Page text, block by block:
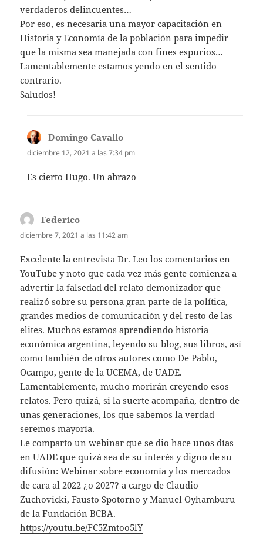
verdaderos delincuentes…
Por eso, es necesaria una mayor capacitación en
Historia y Economía de la población para impedir
que la misma sea manejada con fines espurios…
Lamentablemente estamos yendo en el sentido
contrario.
Saludos!
Domingo Cavallo
diciembre 12, 2021 a las 7:34 pm
Es cierto Hugo. Un abrazo
Federico
diciembre 7, 2021 a las 11:42 am
Excelente la entrevista Dr. Leo los comentarios en
YouTube y noto que cada vez más gente comienza a
advertir la falsedad del relato demonizador que
realizó sobre su persona gran parte de la política,
grandes medios de comunicación y del resto de las
elites. Muchos estamos aprendiendo historia
económica argentina, leyendo su blog, sus libros, así
como también de otros autores como De Pablo,
Ocampo, gente de la UCEMA, de UADE.
Lamentablemente, mucho morirán creyendo esos
relatos. Pero quizá, si la suerte acompaña, dentro de
unas generaciones, los que sabemos la verdad
seremos mayoría.
Le comparto un webinar que se dio hace unos días
en UADE que quizá sea de su interés y digno de su
difusión: Webinar sobre economía y los mercados
de cara al 2022 ¿o 2027? a cargo de Claudio
Zuchovicki, Fausto Spotorno y Manuel Oyhamburu
de la Fundación BCBA.
https://youtu.be/FC5Zmtoo5lY